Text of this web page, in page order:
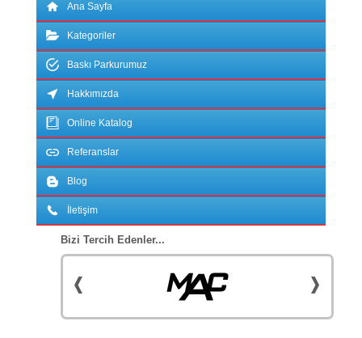
Ana Sayfa
Kategoriler
Baskı Parkurumuz
Hakkımızda
Online Katalog
Referanslar
Blog
İletişim
Bizi Tercih Edenler...